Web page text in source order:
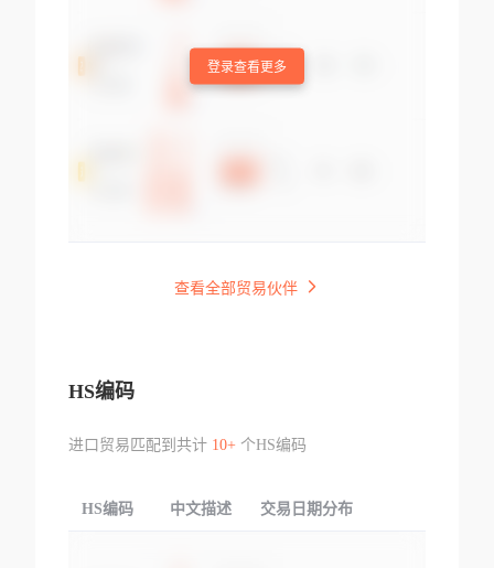
登录查看更多
查看全部贸易伙伴
HS编码
进口贸易匹配到共计 10+个HS编码
HS编码 中文描述 交易日期分布